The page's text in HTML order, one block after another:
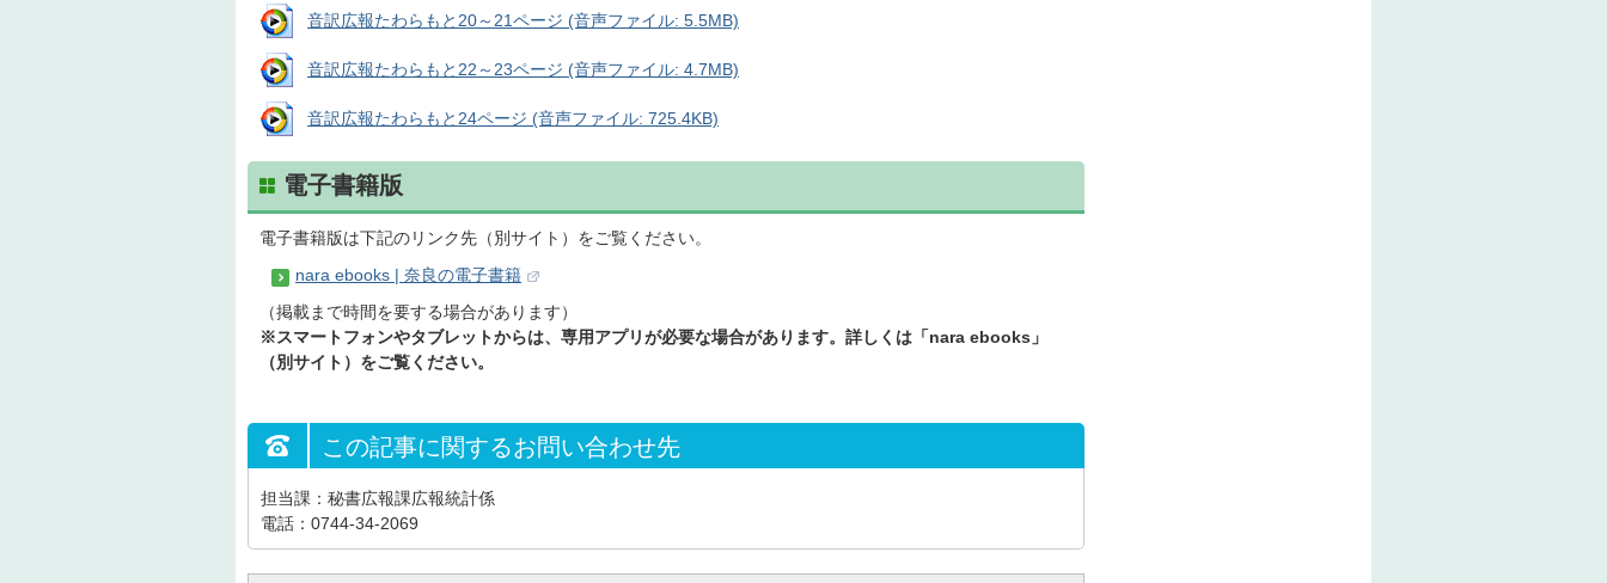
音訳広報たわらもと20～21ページ (音声ファイル: 5.5MB)
音訳広報たわらもと22～23ページ (音声ファイル: 4.7MB)
音訳広報たわらもと24ページ (音声ファイル: 725.4KB)
電子書籍版
電子書籍版は下記のリンク先（別サイト）をご覧ください。
nara ebooks | 奈良の電子書籍
（掲載まで時間を要する場合があります）
※スマートフォンやタブレットからは、専用アプリが必要な場合があります。詳しくは「nara ebooks」
（別サイト）をご覧ください。
この記事に関するお問い合わせ先
担当課：秘書広報課広報統計係
電話：0744-34-2069